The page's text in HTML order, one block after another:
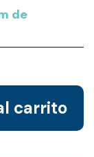
de
carrito